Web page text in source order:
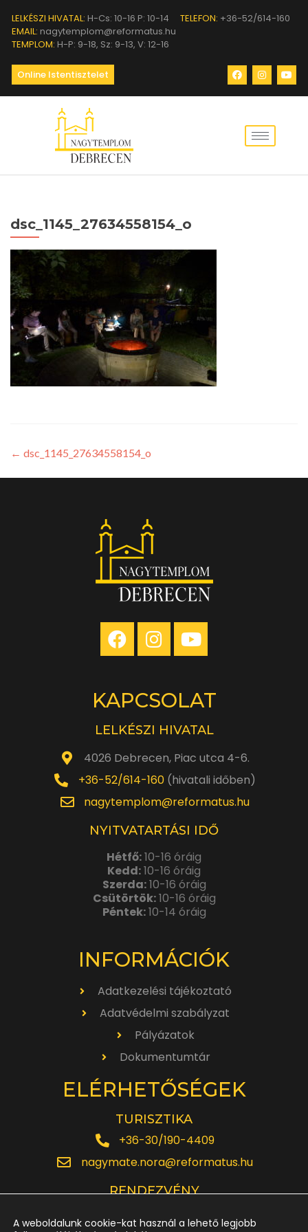
LELKÉSZI HIVATAL: H-Cs: 10-16 P: 10-14 TELEFON: +36-52/614-160
EMAIL: nagytemplom@reformatus.hu
TEMPLOM: H-P: 9-18, Sz: 9-13, V: 12-16
Online Istentisztelet
dsc_1145_27634558154_o
← dsc_1145_27634558154_o
KAPCSOLAT
LELKÉSZI HIVATAL
4026 Debrecen, Piac utca 4-6.
+36-52/614-160(hivatali időben)
nagytemplom@reformatus.hu
NYITVATARTÁSI IDŐ
Hétfő:10-16 óráig
Kedd:10-16 óráig
Szerda:10-16 óráig
Csütörtök:10-16 óráig
Péntek:10-14 óráig
INFORMÁCIÓK
Adatkezelési tájékoztató
Adatvédelmi szabályzat
Pályázatok
Dokumentumtár
ELÉRHETŐSÉGEK
TURISZTIKA
+36-30/190-4409
nagymate.nora@reformatus.hu
RENDEZVÉNY
A weboldalunk cookie-kat használ a lehető legjobb